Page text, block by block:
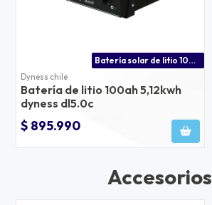
Batería solar de litio 100ah para inversores victron energy, growatt, voltronic, solis y +
Dyness chile
Batería de litio 100ah 5,12kwh
dyness dl5.0c
$ 895.990
Accesorios